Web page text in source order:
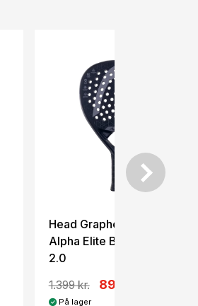
Head Graphene 360
Alpha Elite Black Edition
2.0
1.399 kr. 899 kr.
På lager